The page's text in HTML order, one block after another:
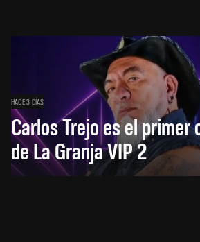
HACE 3 DÍAS
Carlos Trejo es el primer
de La Granja VIP 2